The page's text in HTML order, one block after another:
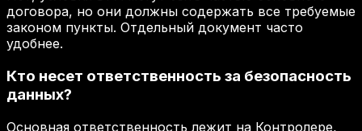
договора, но они должны содержать все требуемые
законом пункты. Отдельный документ часто
удобнее.
Кто несет ответственность за безопасность
данных?
Основная ответственность лежит на Контролере,